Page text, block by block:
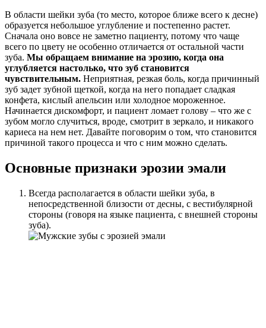
В области шейки зуба (то место, которое ближе всего к десне)
образуется небольшое углубление и постепенно растет.
Сначала оно вовсе не заметно пациенту, потому что чаще
всего по цвету не особенно отличается от остальной части
зуба. Мы обращаем внимание на эрозию, когда она
углубляется настолько, что зуб становится
чувствительным. Неприятная, резкая боль, когда причинный
зуб задет зубной щеткой, когда на него попадает сладкая
конфета, кислый апельсин или холодное мороженное.
Начинается дискомфорт, и пациент ломает голову – что же с
зубом могло случиться, вроде, смотрит в зеркало, и никакого
кариеса на нем нет. Давайте поговорим о том, что становится
причиной такого процесса и что с ним можно сделать.
Основные признаки эрозии эмали
Всегда располагается в области шейки зуба, в
непосредственной близости от десны, с вестибулярной
стороны (говоря на языке пациента, с внешней стороны
зуба).